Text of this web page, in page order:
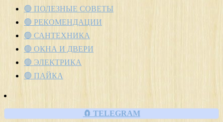
🟢 ПОЛЕЗНЫЕ СОВЕТЫ
🟢 РЕКОМЕНДАЦИИ
🟢 САНТЕХНИКА
🟢 ОКНА И ДВЕРИ
🟢 ЭЛЕКТРИКА
🟢 ПАЙКА
🧲 TELEGRAM